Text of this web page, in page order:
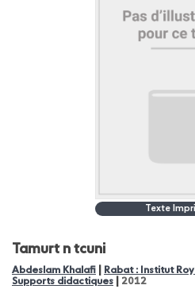
Texte
Tamurt n tcuni
Abdeslam Khalafi Rabat : Institut
Supports didactiques 2012